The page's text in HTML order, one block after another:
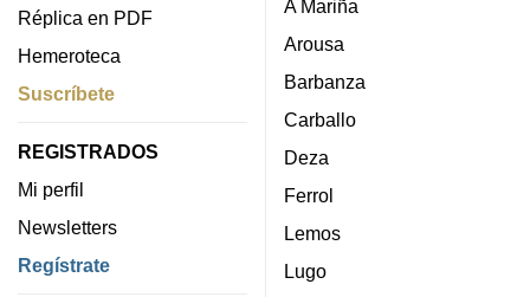
Réplica en PDF
Hemeroteca
Suscríbete
REGISTRADOS
Mi perfil
Newsletters
Regístrate
A Mariña
Arousa
Barbanza
Carballo
Deza
Ferrol
Lemos
Lugo